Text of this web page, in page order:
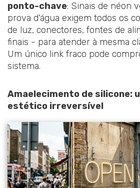
ponto-chave: Sinais de néon
prova d'água exigem todos os
de luz, conectores, fontes de
finais - para atender à mesma
Um único link fraco pode
sistema.
Amaelecimento de silicone:
estético irreversível